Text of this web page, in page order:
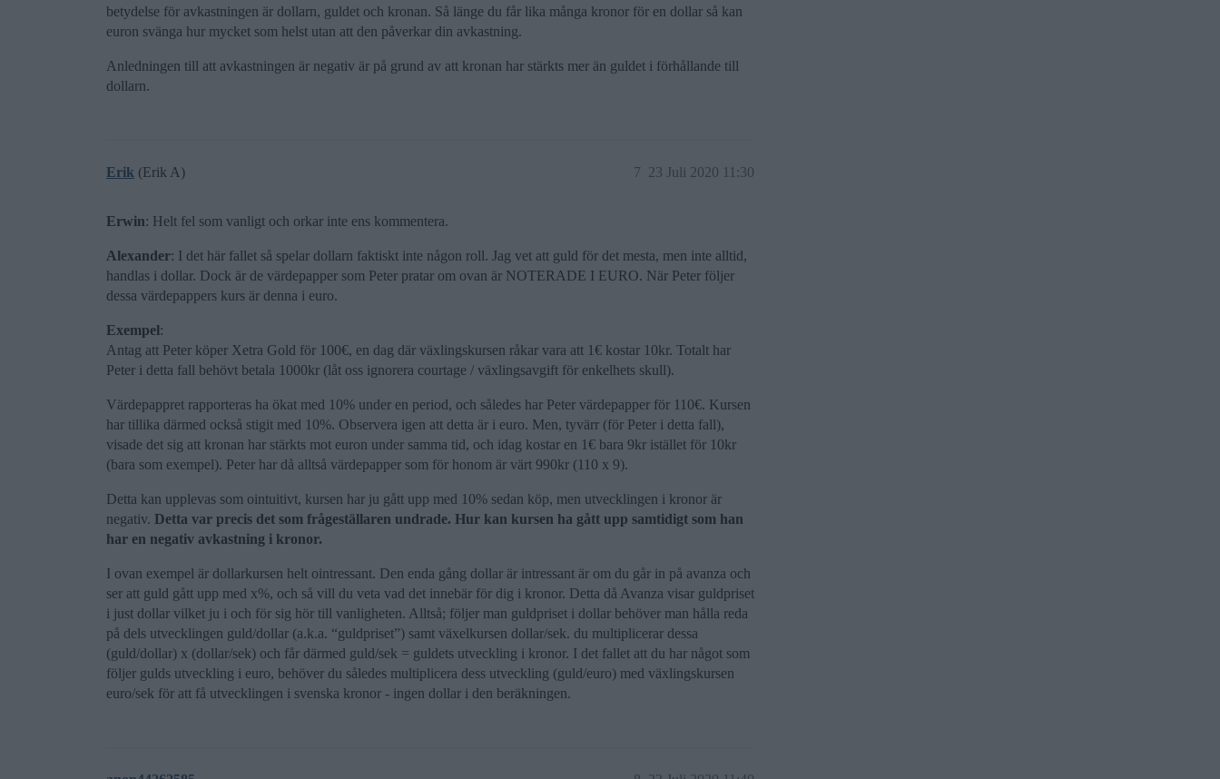
betydelse för avkastningen är dollarn, guldet och kronan. Så länge du får lika många kronor för en dollar så kan
euron svänga hur mycket som helst utan att den påverkar din avkastning.
Anledningen till att avkastningen är negativ är på grund av att kronan har stärkts mer än guldet i förhållande till
dollarn.
Erik (Erik A) 23 Juli 2020 11:30
7
Erwin: Helt fel som vanligt och orkar inte ens kommentera.
Alexander: I det här fallet så spelar dollarn faktiskt inte någon roll. Jag vet att guld för det mesta, men inte alltid,
handlas i dollar. Dock är de värdepapper som Peter pratar om ovan är NOTERADE I EURO. När Peter följer
dessa värdepappers kurs är denna i euro.
Exempel:
Antag att Peter köper Xetra Gold för 100€, en dag där växlingskursen råkar vara att 1€ kostar 10kr. Totalt har
Peter i detta fall behövt betala 1000kr (låt oss ignorera courtage / växlingsavgift för enkelhets skull).
Värdepappret rapporteras ha ökat med 10% under en period, och således har Peter värdepapper för 110€. Kursen
har tillika därmed också stigit med 10%. Observera igen att detta är i euro. Men, tyvärr (för Peter i detta fall),
visade det sig att kronan har stärkts mot euron under samma tid, och idag kostar en 1€ bara 9kr istället för 10kr
(bara som exempel). Peter har då alltså värdepapper som för honom är värt 990kr (110 x 9).
Detta kan upplevas som ointuitivt, kursen har ju gått upp med 10% sedan köp, men utvecklingen i kronor är
negativ. Detta var precis det som frågeställaren undrade. Hur kan kursen ha gått upp samtidigt som han
har en negativ avkastning i kronor.
I ovan exempel är dollarkursen helt ointressant. Den enda gång dollar är intressant är om du går in på avanza och
ser att guld gått upp med x%, och så vill du veta vad det innebär för dig i kronor. Detta då Avanza visar guldpriset
i just dollar vilket ju i och för sig hör till vanligheten. Alltså; följer man guldpriset i dollar behöver man hålla reda
på dels utvecklingen guld/dollar (a.k.a. “guldpriset”) samt växelkursen dollar/sek. du multiplicerar dessa
(guld/dollar) x (dollar/sek) och får därmed guld/sek = guldets utveckling i kronor. I det fallet att du har något som
följer gulds utveckling i euro, behöver du således multiplicera dess utveckling (guld/euro) med växlingskursen
euro/sek för att få utvecklingen i svenska kronor - ingen dollar i den beräkningen.